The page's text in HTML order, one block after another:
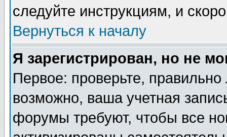
следуйте инструкциям, и
Вернуться к началу
Я зарегистрирован, но не
Первое: проверьте,
возможно, ваша учетная
форумы требуют, чтобы все